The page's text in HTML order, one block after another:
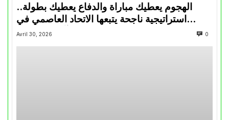
الهجوم يعطيك مباراة والدفاع يعطيك بطولة..
استراتيجية ناجحة يتبعها الاتحاد العاصمي في
تتويجاته آخر السنوات
Avril 30, 2026 0